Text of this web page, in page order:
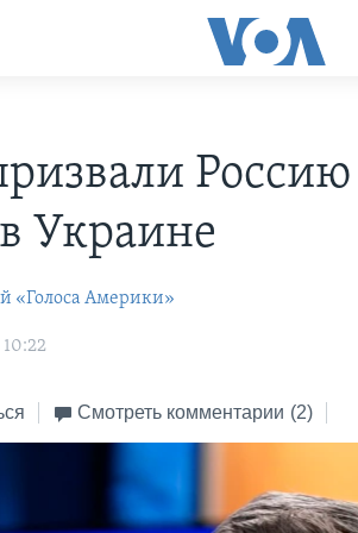
Россию
Украине
«Голоса Америки»
Смотреть комментарии (2)